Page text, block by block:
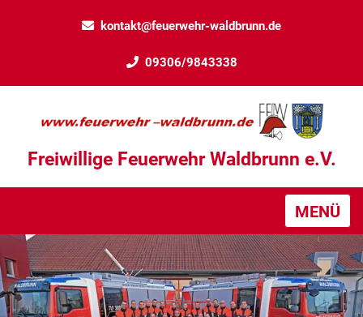
kontakt@feuerwehr-waldbrunn.de
09306/9843338
Freiwillige Feuerwehr Waldbrunn e.V.
MENÜ